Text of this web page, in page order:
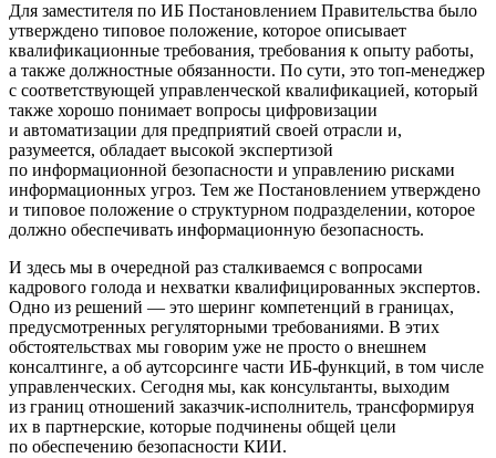
Для заместителя по ИБ Постановлением Правительства было
утверждено типовое положение, которое описывает
квалификационные требования, требования к опыту работы,
а также должностные обязанности. По сути, это топ-менеджер
с соответствующей управленческой квалификацией, который
также хорошо понимает вопросы цифровизации
и автоматизации для предприятий своей отрасли и,
разумеется, обладает высокой экспертизой
по информационной безопасности и управлению рисками
информационных угроз. Тем же Постановлением утверждено
и типовое положение о структурном подразделении, которое
должно обеспечивать информационную безопасность.
И здесь мы в очередной раз сталкиваемся с вопросами
кадрового голода и нехватки квалифицированных экспертов.
Одно из решений — это шеринг компетенций в границах,
предусмотренных регуляторными требованиями. В этих
обстоятельствах мы говорим уже не просто о внешнем
консалтинге, а об аутсорсинге части ИБ-функций, в том числе
управленческих. Сегодня мы, как консультанты, выходим
из границ отношений заказчик-исполнитель, трансформируя
их в партнерские, которые подчинены общей цели
по обеспечению безопасности КИИ.